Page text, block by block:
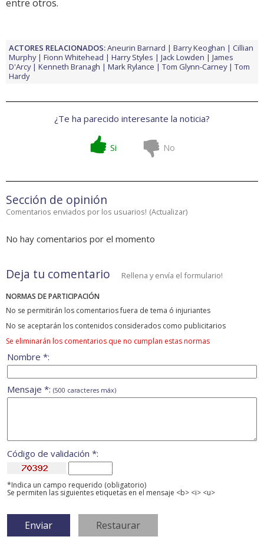
entre otros.
ACTORES RELACIONADOS:Aneurin Barnard Barry Keoghan
Cillian
Murphy
Fionn Whitehead Harry Styles Jack Lowden
James
D'Arcy
Kenneth Branagh Mark Rylance Tom Glynn-Carney
Tom
Hardy
¿Te ha parecido interesante la noticia?
Si No
Sección de opinión
Comentarios enviados por los usuarios! (Actualizar)
No hay comentarios por el momento
Deja tu comentario Rellena y envía el formulario!
NORMAS DE PARTICIPACIÓN
No se permitirán los comentarios fuera de tema ó injuriantes
No se aceptarán los contenidos considerados como publicitarios
Se eliminarán los comentarios que no cumplan estas normas
Nombre *:
Mensaje *: (500 caracteres máx)
Código de validación *:
*Indica un campo requerido (obligatorio)
Se permiten las siguientes etiquetas en el mensaje <b> <i> <u>